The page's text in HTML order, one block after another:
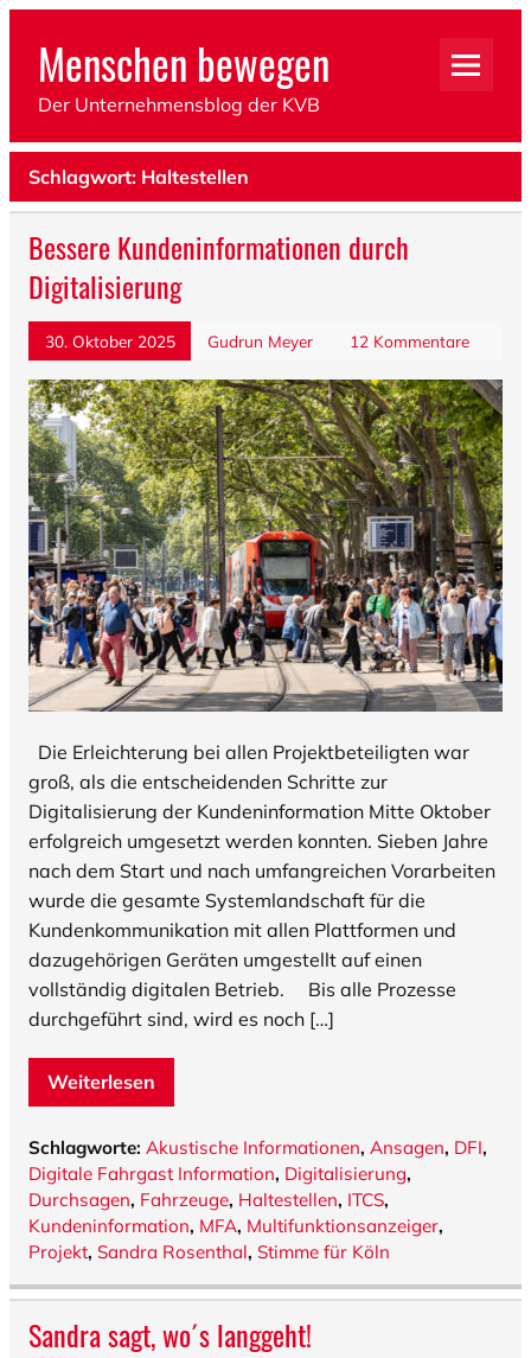
Menschen bewegen
Der Unternehmensblog der KVB
Schlagwort: Haltestellen
Bessere Kundeninformationen durch
Digitalisierung
30. Oktober 2025 Gudrun Meyer 12 Kommentare
Die Erleichterung bei allen Projektbeteiligten war
groß, als die entscheidenden Schritte zur
Digitalisierung der Kundeninformation Mitte Oktober
erfolgreich umgesetzt werden konnten. Sieben Jahre
nach dem Start und nach umfangreichen Vorarbeiten
wurde die gesamte Systemlandschaft für die
Kundenkommunikation mit allen Plattformen und
dazugehörigen Geräten umgestellt auf einen
vollständig digitalen Betrieb. Bis alle Prozesse
durchgeführt sind, wird es noch […]
Weiterlesen
Schlagworte: Akustische Informationen, Ansagen, DFI,
Digitale Fahrgast Information, Digitalisierung,
Durchsagen, Fahrzeuge, Haltestellen, ITCS,
Kundeninformation, MFA, Multifunktionsanzeiger,
Projekt, Sandra Rosenthal, Stimme für Köln
Sandra sagt, wo´s langgeht!